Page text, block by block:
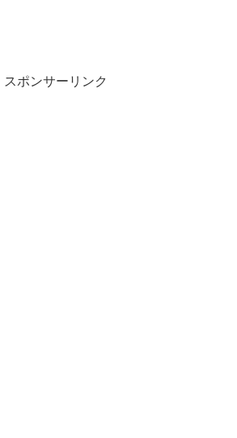
スポンサーリンク